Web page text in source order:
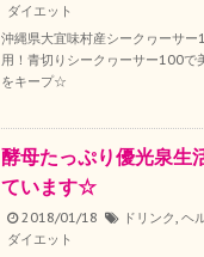
ダイエット
沖縄県大宜味村産シークヮーサー
用！青切りシークヮーサー100で
をキープ☆
酵母たっぷり優光泉生
ています☆
2018/01/18 ドリンク, ヘ
ダイエット